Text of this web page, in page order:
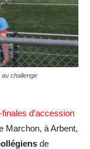
challenge
d’accession
Marchon, à Arbent,
de